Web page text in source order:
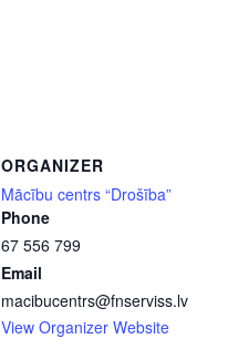
ORGANIZER
Mācību centrs “Drošība”
Phone
67 556 799
Email
macibucentrs@fnserviss.lv
View Organizer Website